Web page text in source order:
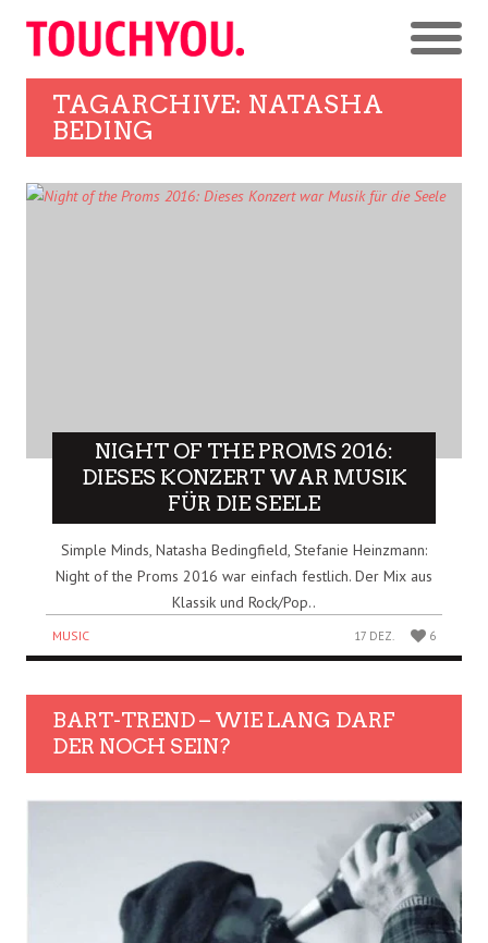
TAGARCHIVE: NATASHA
BEDING
NIGHT OF THE PROMS 2016:
DIESES KONZERT WAR MUSIK
FÜR DIE SEELE
Simple Minds, Natasha Bedingfield, Stefanie Heinzmann:
Night of the Proms 2016 war einfach festlich. Der Mix aus
Klassik und Rock/Pop..
MUSIC 17 DEZ. 6
BART-TREND – WIE LANG DARF
DER NOCH SEIN?